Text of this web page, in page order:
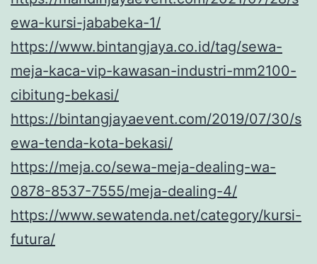
ewa-kursi-jababeka-1/
https://www.bintangjaya.co.id/tag/sewa-
meja-kaca-vip-kawasan-industri-mm2100-
cibitung-bekasi/
https://bintangjayaevent.com/2019/07/30/s
ewa-tenda-kota-bekasi/
https://meja.co/sewa-meja-dealing-wa-
0878-8537-7555/meja-dealing-4/
https://www.sewatenda.net/category/kursi-
futura/